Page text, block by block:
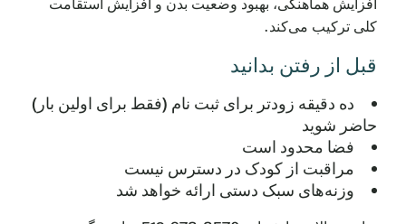
افزایش هماهنگی، بهبود وضعیت بدن و افزایش استقامت
کلی ترکیب می‌کند.
قبل از رفتن بدانید
ده دقیقه زودتر برای ثبت نام (فقط برای اولین بار)
حاضر شوید
فضا محدود است
مراقبت از کودک در دسترس نیست
وزنه‌های سبک دستی ارائه خواهد شد